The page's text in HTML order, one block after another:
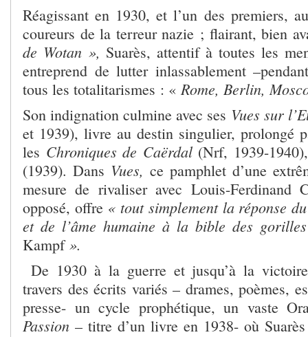
Réagissant en 1930, et l’un des premiers,
coureurs de la terreur nazie ; flairant, bien
de Wotan », Suarès, attentif à toutes les
entreprend de lutter inlassablement
tous les totalitarismes : « Rome, Berlin,
Son indignation culmine avec ses Vues sur
et 1939), livre au destin singulier, prolongé
les Chroniques de Caërdal(Nrf, 1939-
(1939). Dans Vues, ce pamphlet d’une
mesure de rivaliser avec Louis-Ferdinand
opposé, offre « tout simplement la réponse
et de l’âme humaine à la bible des
Kampf».
De 1930 à la guerre et jusqu’à la
travers des écrits variés – drames, poèmes,
presse- un cycle prophétique, un vaste
Passion – titre d’un livre en 1938- où Suarès